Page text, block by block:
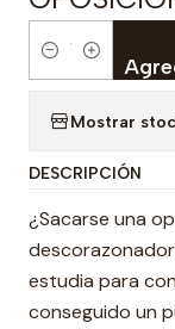
Cantidad
Mostrar
DESCRIPCIÓN
¿Sacarse una
estudia para
conseguido un